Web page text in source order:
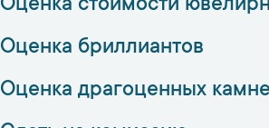
Оценка стоимости
Оценка бриллиантов
Оценка драгоценных